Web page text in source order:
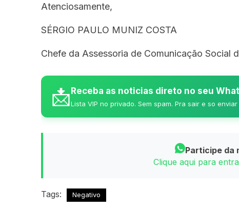
Atenciosamente,
SÉRGIO PAULO MUNIZ COSTA
Chefe da Assessoria de Comunicação Social
📩Receba as noticias direto no seu
Lista VIP no privado. Sem spam. Pra sair e so enviar
Participe da
Clique aqui para
Tags: Negativo